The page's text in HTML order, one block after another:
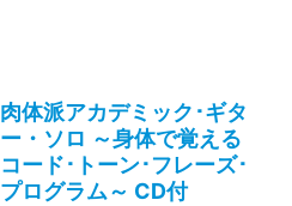
肉体派アカデミック･ギタ
ー・ソロ ～身体で覚える
コード･トーン･フレーズ･
プログラム～ CD付